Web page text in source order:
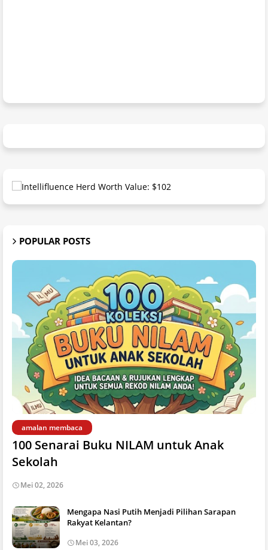
POPULAR POSTS
amalan membaca
100 Senarai Buku NILAM untuk Anak
Sekolah
Mei 02, 2026
Mengapa Nasi Putih Menjadi Pilihan Sarapan
Rakyat Kelantan?
Mei 03, 2026